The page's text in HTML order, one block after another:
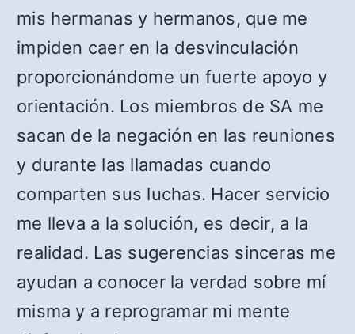
mis hermanas y hermanos, que me
impiden caer en la desvinculación
proporcionándome un fuerte apoyo y
orientación. Los miembros de SA me
sacan de la negación en las reuniones
y durante las llamadas cuando
comparten sus luchas. Hacer servicio
me lleva a la solución, es decir, a la
realidad. Las sugerencias sinceras me
ayudan a conocer la verdad sobre mí
misma y a reprogramar mi mente